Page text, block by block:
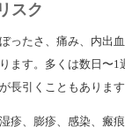
スク
ったさ、痛み、内出
ます。多くは数日〜1
長引くこともあります
疹、膨疹、感染、瘢